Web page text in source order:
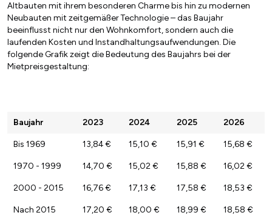
Altbauten mit ihrem besonderen Charme bis hin zu modernen
Neubauten mit zeitgemäßer Technologie – das Baujahr
beeinflusst nicht nur den Wohnkomfort, sondern auch die
laufenden Kosten und Instandhaltungsaufwendungen. Die
folgende Grafik zeigt die Bedeutung des Baujahrs bei der
Mietpreisgestaltung:
Baujahr 2023 2024 2025 2026
Bis 1969 13,84 € 15,10 € 15,91 € 15,68 €
1970 - 1999 14,70 € 15,02 € 15,88 € 16,02 €
2000 - 2015 16,76 € 17,13 € 17,58 € 18,53 €
Nach 2015 17,20 € 18,00 € 18,99 € 18,58 €